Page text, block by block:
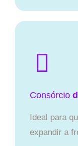
Consórcio
Ideal para
expandir a